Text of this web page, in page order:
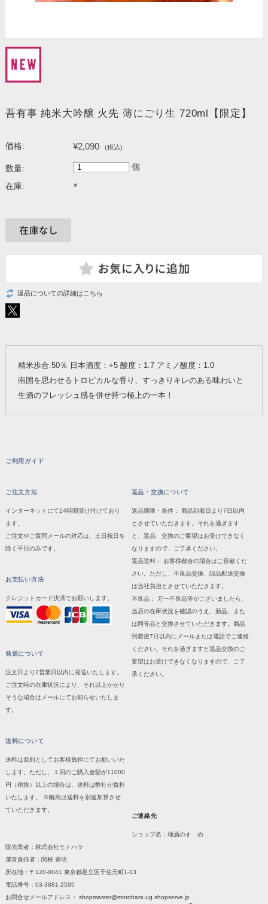
吾有事 純米大吟醸 火先 薄にごり生 720ml【限定】
価格: ¥2,090 (税込)
数量: 個
在庫: ×
返品についての詳細はこちら
精米歩合:50％ 日本酒度：+5 酸度：1.7 アミノ酸度：1.0
南国を思わせるトロピカルな香り、すっきりキレのある味わいと
生酒のフレッシュ感を併せ持つ極上の一本！
ご利用ガイド
ご注文方法
インターネットにて24時間受け付けており
ます。
ご注文やご質問メールの対応は、土日祝日を
除く平日のみです。
お支払い方法
クレジットカード決済でお願いします。
発送について
注文日より2営業日以内に発送いたします。
ご注文時の在庫状況により、それ以上かかり
そうな場合はメールにてお知らせいたしま
す。
送料について
送料は原則としてお客様負担にてお願いいた
します。ただし、１回のご購入金額が11000
円（税抜）以上の場合は、送料は弊社が負担
いたします。 ※離島は送料を別途加算させ
ていただきます。
返品・交換について
返品期限・条件： 商品到着日より7日以内
とさせていただきます。それを過ぎます
と、返品、交換のご要望はお受けできなく
なりますので、ご了承ください。
返品送料： お客様都合の場合はご容赦くだ
さい。ただし、不良品交換、誤品配送交換
は当社負担とさせていただきます。
不良品： 万一不良品等がございましたら、
当店の在庫状況を確認のうえ、新品、また
は同等品と交換させていただきます。商品
到着後7日以内にメールまたは電話でご連絡
ください。それを過ぎますと返品交換のご
要望はお受けできなくなりますので、ご了
承ください。
ご連絡先
ショップ名：地酒のすゝめ
販売業者：株式会社モトハラ
運営責任者：関根 豊明
所在地：〒120-0041 東京都足立区千住元町1-13
電話番号：03-3881-2595
お問合せメールアドレス： shopmaster@motohara.ug.shopserve.jp